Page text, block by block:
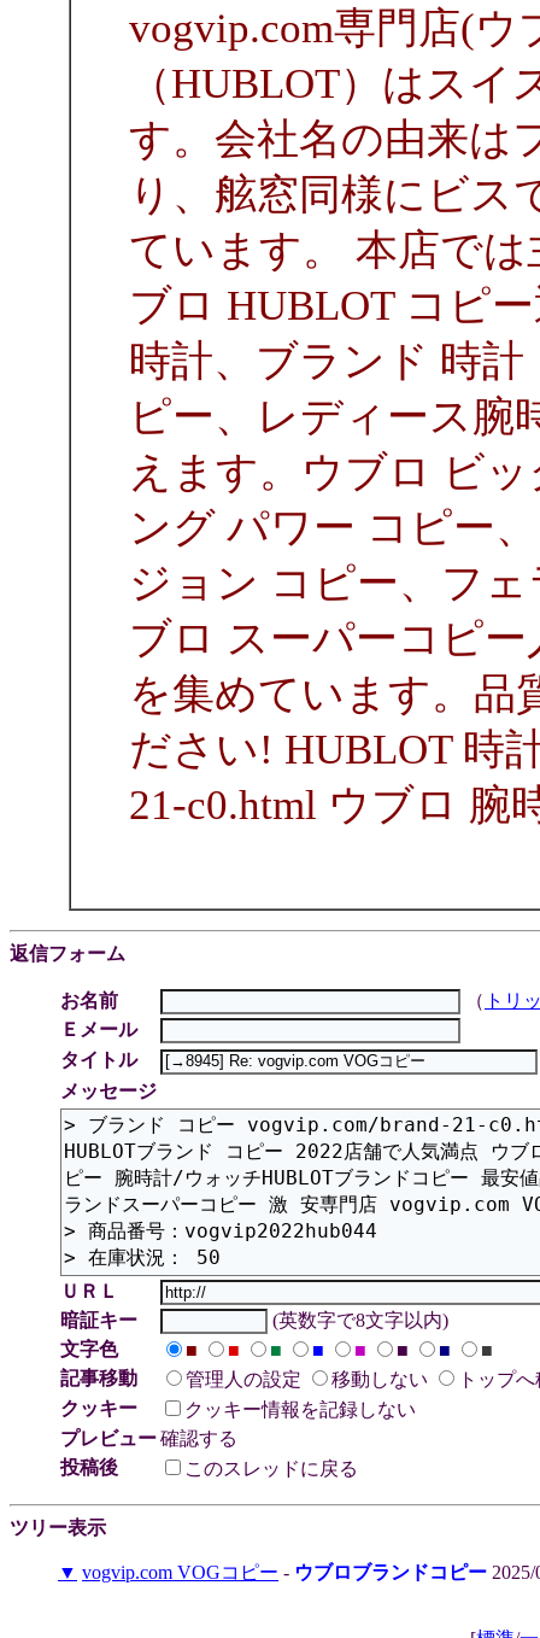
vogvip.com専門店(
（HUBLOT）はス
す。会社名の由来は
り、舷窓同様にビス
ています。 本店で
ブロ HUBLOT コピ
時計、ブランド 時
ピー、レディース腕
えます。ウブロ ビ
ング パワー コピー
ジョン コピー、フ
ブロ スーパーコピ
を集めています。品
ださい! HUBLOT 時
21-c0.html ウブロ 腕
返信フォーム
お名前 （ トリ
Ｅメール
タイトル
メッセージ
ＵＲＬ
暗証キー
(英数字で8文字以内)
文字色
■ ■ ■ ■ ■ ■ ■
■
記事移動
管理人の設定 移動しない
トップ
クッキー
クッキー情報を記録しない
プレビュー確認する
投稿後
このスレッドに戻る
ツリー表示
▼ vogvip.com VOGコピー - ウブロブランドコピー